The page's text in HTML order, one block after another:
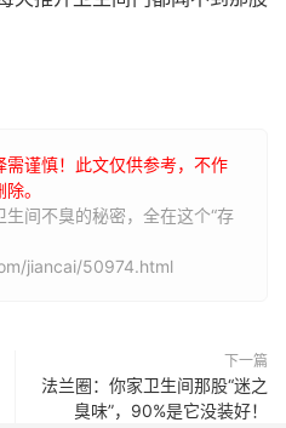
谨慎！此文仅供参考，不作
。
间不臭的秘密，全在这个“存
jiancai/50974.html
下一篇
法兰圈：你家卫生间那股“迷之
臭味”，90%是它没装好！